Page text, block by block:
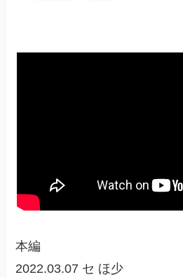
本編
2022.03.07 セ ほ少